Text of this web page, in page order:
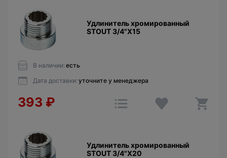
Удлинитель хромированный
STOUT 3/4"X15
В наличии: есть
Дата доставки: уточните у менеджера
393 ₽
Удлинитель хромированный
STOUT 3/4"X20